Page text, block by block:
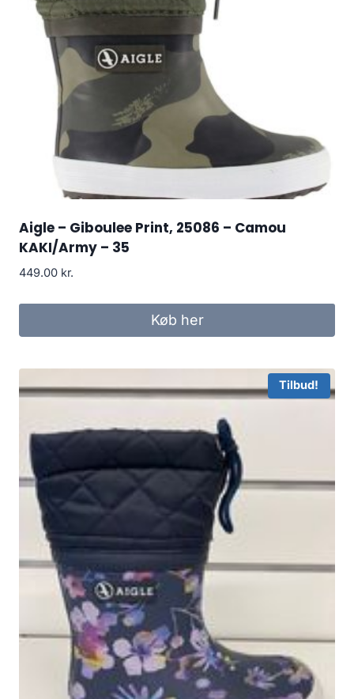
Aigle – Giboulee Print, 25086 – Camou
KAKI/Army – 35
449.00 kr.
Køb her
Tilbud!